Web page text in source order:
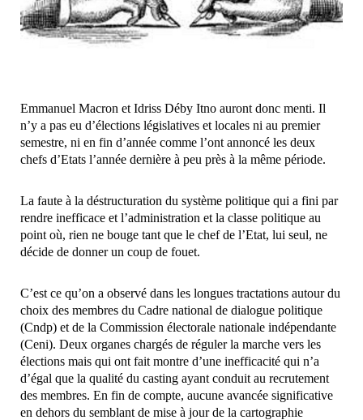
Emmanuel Macron et Idriss Déby Itno auront donc menti. Il
n’y a pas eu d’élections législatives et locales ni au premier
semestre, ni en fin d’année comme l’ont annoncé les deux
chefs d’Etats l’année dernière à peu près à la même période.
La faute à la déstructuration du système politique qui a fini par
rendre inefficace et l’administration et la classe politique au
point où, rien ne bouge tant que le chef de l’Etat, lui seul, ne
décide de donner un coup de fouet.
C’est ce qu’on a observé dans les longues tractations autour du
choix des membres du Cadre national de dialogue politique
(Cndp) et de la Commission électorale nationale indépendante
(Ceni). Deux organes chargés de réguler la marche vers les
élections mais qui ont fait montre d’une inefficacité qui n’a
d’égal que la qualité du casting ayant conduit au recrutement
des membres. En fin de compte, aucune avancée significative
en dehors du semblant de mise à jour de la cartographie